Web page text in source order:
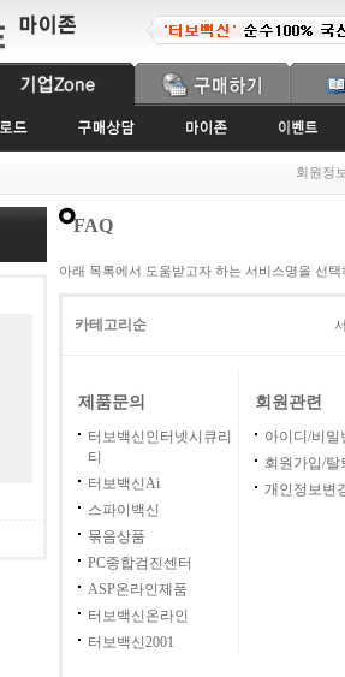
회원정
FAQ
아래 목록에서 도움받고자 하는 서비스명을 선택
카테고리순
제품문의
터보백신인터넷시큐리
티
터보백신Ai
스파이백신
묶음상품
PC종합검진센터
ASP온라인제품
터보백신온라인
터보백신2001
회원관련
아이디/비밀
회원가입/탈
개인정보변